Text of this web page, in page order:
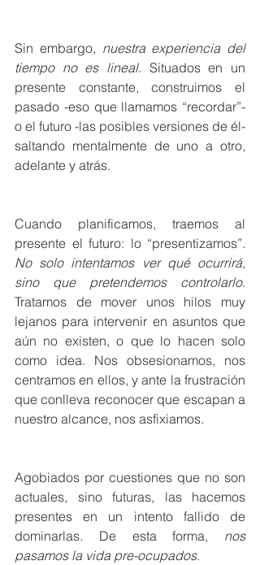
Sin embargo, nuestra experiencia del
tiempo no es lineal. Situados en un
presente constante, construimos el
pasado -eso que llamamos “recordar”-
o el futuro -las posibles versiones de él-
saltando mentalmente de uno a otro,
adelante y atrás.
Cuando planificamos, traemos al
No solo intentamos ver qué ocurrirá,
sino que pretendemos controlarlo.
Tratamos de mover unos hilos muy
lejanos para intervenir en asuntos que
aún no existen, o que lo hacen solo
como idea. Nos obsesionamos, nos
centramos en ellos, y ante la frustración
que conlleva reconocer que escapan a
nuestro alcance, nos asfixiamos.
Agobiados por cuestiones que no son
actuales, sino futuras, las hacemos
presentes en un intento fallido de
dominarlas. De esta forma, nos
pasamos la vida pre-ocupados.